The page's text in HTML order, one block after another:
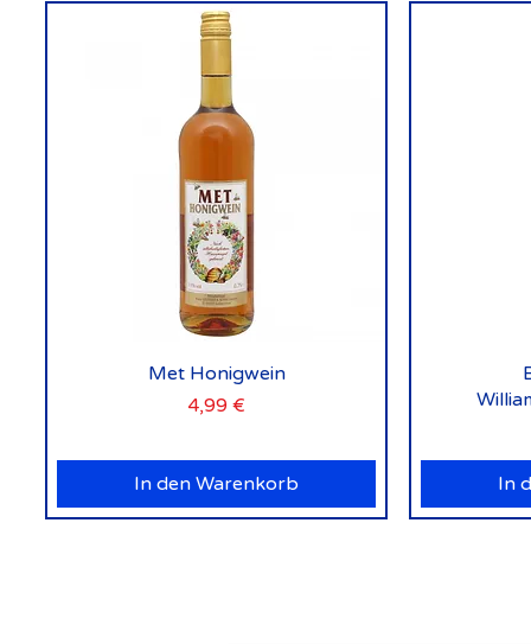
Schnellansicht
Met Honigwein
Preis
4,99 €
In den Warenkorb In